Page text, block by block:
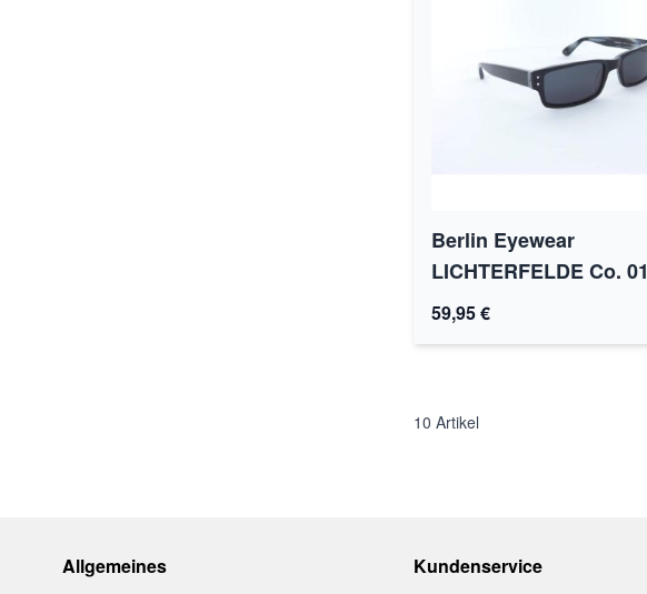
Berlin Eyewear
LICHTERFELDE Co. 01
59,95 €
10 Artikel
Allgemeines Kundenservice